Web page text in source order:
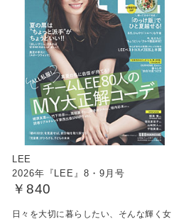
LEE
2026年『LEE』8・9月号
￥840
日々を大切に暮らしたい、そんな輝く女